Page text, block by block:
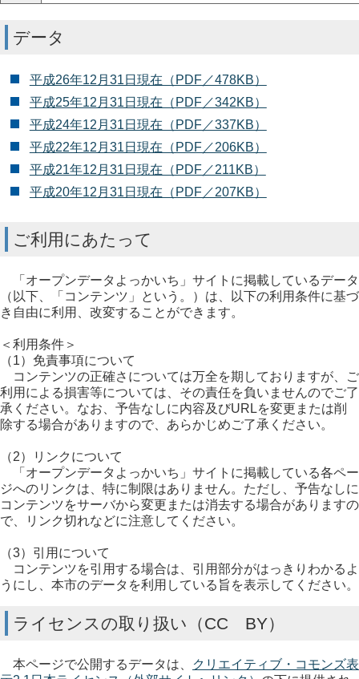
データ
平成26年12月31日現在（PDF／478KB）
平成25年12月31日現在（PDF／342KB）
平成24年12月31日現在（PDF／337KB）
平成22年12月31日現在（PDF／206KB）
平成21年12月31日現在（PDF／211KB）
平成20年12月31日現在（PDF／207KB）
ご利用にあたって
「オープンデータよっかいち」サイトに掲載しているデータ
（以下、「コンテンツ」という。）は、以下の利用条件に基づ
き自由に利用、改変することができます。
＜利用条件＞
（1）免責事項について
コンテンツの正確さについては万全を期しておりますが、ご
利用による損害等については、その責任を負いませんのでご了
承ください。なお、予告なしに内容及びURLを変更または削
除する場合がありますので、あらかじめご了承ください。
（2）リンクについて
「オープンデータよっかいち」サイトに掲載している各ペー
ジへのリンクは、特に制限はありません。ただし、予告なしに
コンテンツをサーバから変更または消去する場合がありますの
で、リンク切れなどに注意してください。
（3）引用について
コンテンツを引用する場合は、引用部分がはっきりわかるよ
うにし、本市のデータを利用している旨を表示してください。
ライセンスの取り扱い（CC BY）
本ページで公開するデータは、
クリエイティブ・コモンズ表